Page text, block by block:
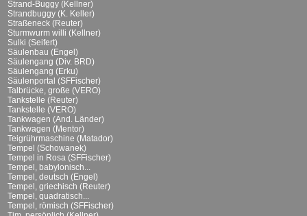
Strand-Buggy (Kellner)
Strandbuggy (K. Keller)
Straßeneck (Reuter)
Sturmwurm willi (Kellner)
Sulki (Seifert)
Säulenbau (Engel)
Säulengang (Div. BRD)
Säulengang (Erku)
Säulenportal (SFFischer)
Talbrücke, große (VERO)
Tankstelle (Reuter)
Tankstelle (VERO)
Tankwagen (And. Länder)
Tankwagen (Mentor)
Teigrührmaschine (Matador)
Tempel (Schowanek)
Tempel in Rosa (SFFischer)
Tempel, babylonisch...
Tempel, deutsch (Engel)
Tempel, griechisch (Reuter)
Tempel, quadratisch...
Tempel, römisch (SFFischer)